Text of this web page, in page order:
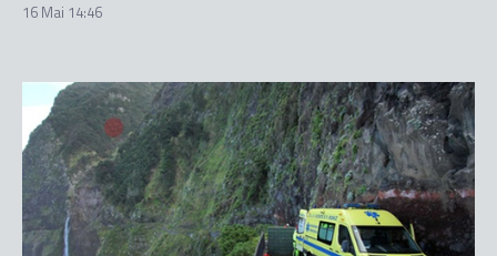
16 Mai 14:46